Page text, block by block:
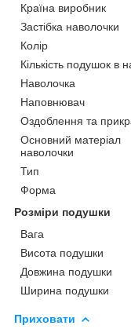
Країна виробник
Застібка наволочки
Колір
Кількість подушок в
Наволочка
Наповнювач
Оздоблення та
Основний матеріал
наволочки
Тип
Форма
Розміри подушки
Вага
Висота подушки
Довжина подушки
Ширина подушки
Приховати